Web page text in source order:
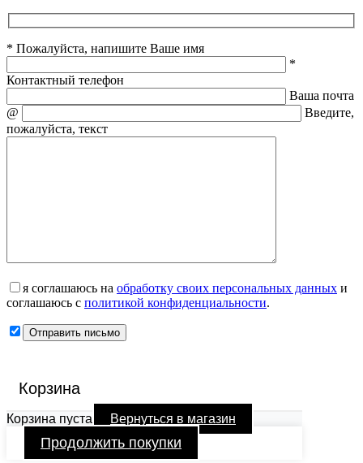
* Пожалуйста, напишите Ваше имя
*
Контактный телефон
Ваша почта
@
Введите,
пожалуйста, текст
я соглашаюсь на обработку своих персональных данных и
соглашаюсь с политикой конфиденциальности.
Корзина
Корзина пуста Вернуться в магазин
Продолжить покупки